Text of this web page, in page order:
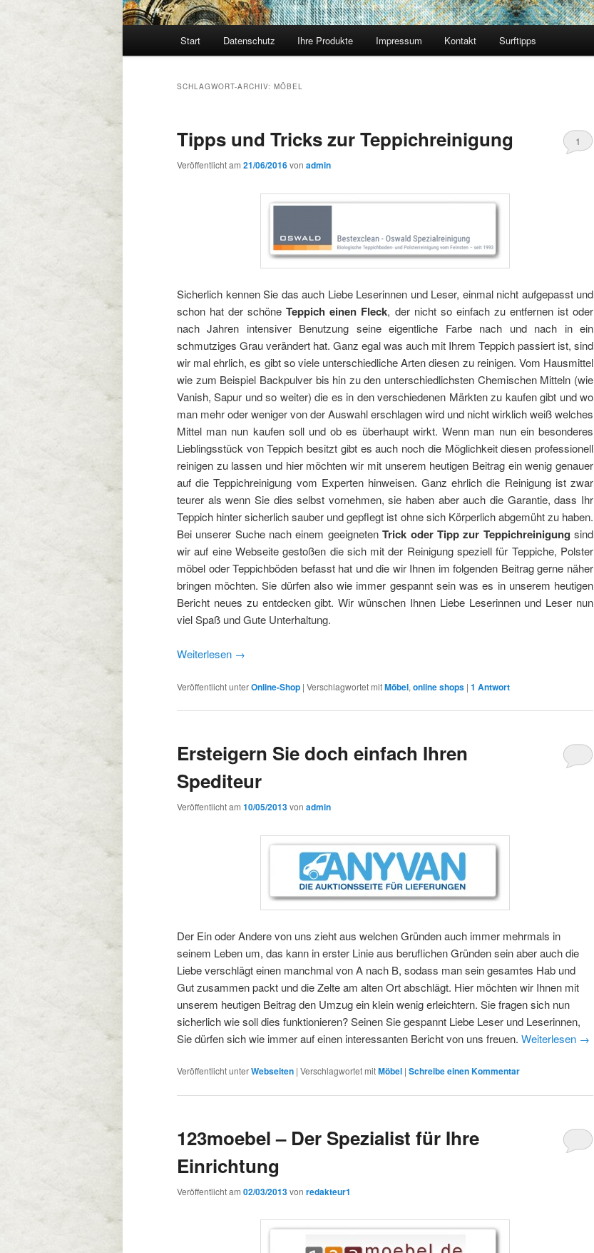
Start Datenschutz Ihre Produkte Impressum Kontakt Surftipps
SCHLAGWORT-ARCHIV: MÖBEL
Tipps und Tricks zur Teppichreinigung
Veröffentlicht am 21/06/2016von admin
1
Sicherlich kennen Sie das auch Liebe Leserinnen und Leser, einmal nicht aufgepasst und
schon hat der schöneTeppich einen Fleck, der nicht so einfach zu entfernen ist oder
nach Jahren intensiver Benutzung seine eigentliche Farbe nach und nach in ein
schmutziges Grau verändert hat. Ganz egal was auch mit Ihrem Teppich passiert ist, sind
wir mal ehrlich, es gibt so viele unterschiedliche Arten diesen zu reinigen. Vom Hausmittel
wie zum Beispiel Backpulver bis hin zu den unterschiedlichsten Chemischen Mitteln (wie
Vanish, Sapur und so weiter) die es in den verschiedenen Märkten zu kaufen gibt und wo
man mehr oder weniger von der Auswahl erschlagen wird und nicht wirklich weiß welches
Mittel man nun kaufen soll und ob es überhaupt wirkt. Wenn man nun ein besonderes
Lieblingsstück von Teppich besitzt gibt es auch noch die Möglichkeit diesen professionell
reinigen zu lassen und hier möchten wir mit unserem heutigen Beitrag ein wenig genauer
auf die Teppichreinigung vom Experten hinweisen. Ganz ehrlich die Reinigung ist zwar
teurer als wenn Sie dies selbst vornehmen, sie haben aber auch die Garantie, dass Ihr
Teppich hinter sicherlich sauber und gepflegt ist ohne sich Körperlich abgemüht zu haben.
Bei unserer Suche nach einem geeignetenTrick oder Tipp zur Teppichreinigung sind
wir auf eine Webseite gestoßen die sich mit der Reinigung speziell für Teppiche, Polster
möbel oder Teppichböden befasst hat und die wir Ihnen im folgenden Beitrag gerne näher
bringen möchten. Sie dürfen also wie immer gespannt sein was es in unserem heutigen
Bericht neues zu entdecken gibt. Wir wünschen Ihnen Liebe Leserinnen und Leser nun
viel Spaß und Gute Unterhaltung.
Weiterlesen →
Veröffentlicht unterOnline-Shop | Verschlagwortet mitMöbel, online shops | 1 Antwort
Ersteigern Sie doch einfach Ihren
Spediteur
Veröffentlicht am 10/05/2013von admin
Der Ein oder Andere von uns zieht aus welchen Gründen auch immer mehrmals in
seinem Leben um, das kann in erster Linie aus beruflichen Gründen sein aber auch die
Liebe verschlägt einen manchmal von A nach B, sodass man sein gesamtes Hab und
Gut zusammen packt und die Zelte am alten Ort abschlägt. Hier möchten wir Ihnen mit
unserem heutigen Beitrag den Umzug ein klein wenig erleichtern. Sie fragen sich nun
sicherlich wie soll dies funktionieren? Seinen Sie gespannt Liebe Leser und Leserinnen,
Sie dürfen sich wie immer auf einen interessanten Bericht von uns freuen. Weiterlesen →
Veröffentlicht unterWebseiten | Verschlagwortet mitMöbel | Schreibe einen Kommentar
123moebel – Der Spezialist für Ihre
Einrichtung
Veröffentlicht am 02/03/2013von redakteur1